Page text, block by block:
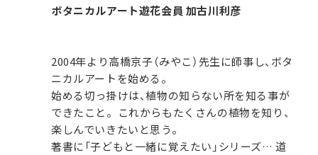
ボタニカルアート遊花会員 加古川利彦
2004年より高橋京子（みやこ）先生に師事し、ボタ
ニカルアートを始める。
始める切っ掛けは、植物の知らない所を知る事が
できたこと。これからもたくさんの植物を知り、
楽しんでいきたいと思う。
著書に「子どもと一緒に覚えたい」シリーズ… 道